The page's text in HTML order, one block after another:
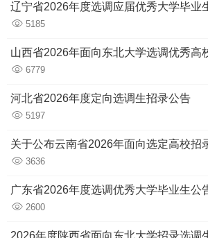
辽宁省2026年度选调应届优秀大学毕业
5185
山西省2026年面向东北大学选调优秀高
6779
河北省2026年度定向选调生招录公告
5197
3636
广东省2026年度选调优秀大学毕业生公
2600
2026年度陕西省面向东北大学招录选调